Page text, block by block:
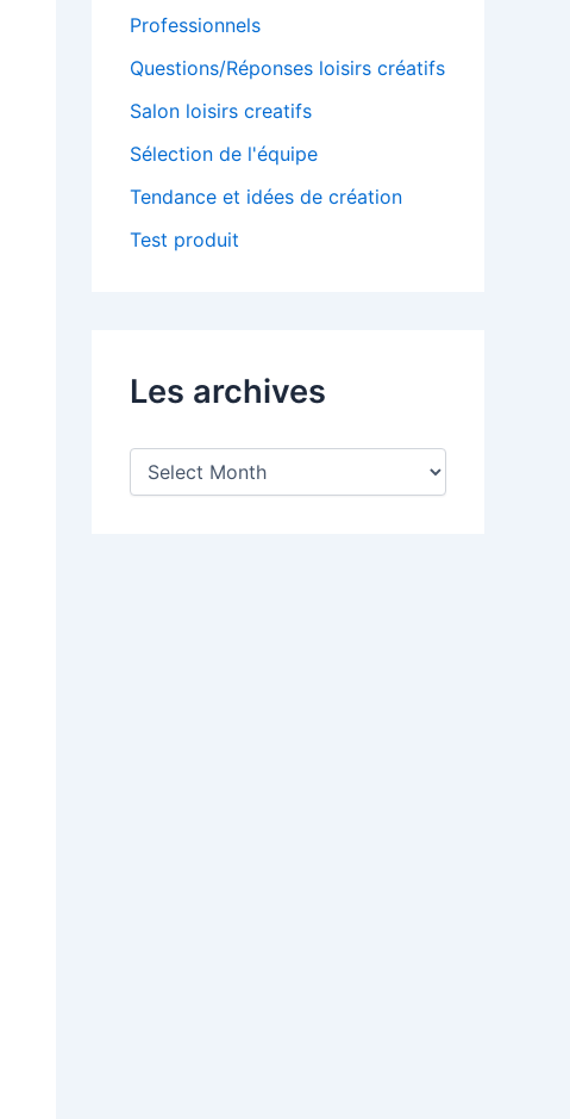
Professionnels
Questions/Réponses loisirs créatifs
Salon loisirs creatifs
Sélection de l'équipe
Tendance et idées de création
Test produit
Les archives
L